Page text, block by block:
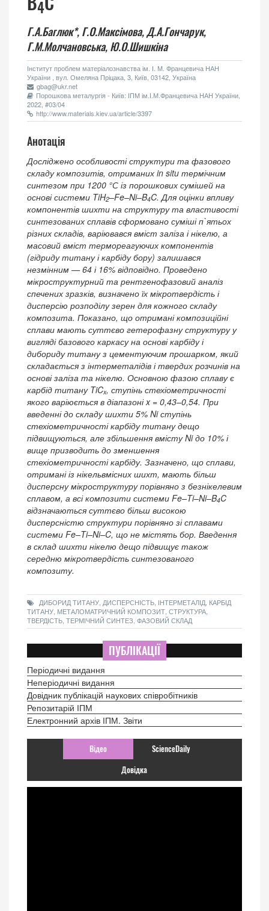
4
Г.А.Баглюк*, Г.О.Максімова,Д.А.Гончарук,
Г.М.Молчановська, Ю.О.Шишкіна
Інститут проблем матеріалознавства ім. І. М. Францевича НАН
України , вул. Омеляна Пріцака, 3, Київ, 03142, Україна
gbag@ukr.net
Порошкова металургія - Київ: ІПМ ім.І.М.Францевича НАН України,
2022, #03/04
http://www.materials.kiev.ua/article/3397
Анотація
Досліджено особливості структури та фазового
складу композитів, отриманих in situ термічним
синтезом при 1200 °С із порошкових сумішей на
основі системи TiH2–Fe–Ni–B4C. Для оцінки впливу
компонентів шихти на структуру та властивості
синтезованих сплавів сформовано суміші п`ятьох
різних складів, варіювався вміст заліза і нікелю, а
масовий вміст термореагуючих компонентів
(гідриду титану і карбіду бору) залишався
незмінним — 64 і 16% відповідно. Проведено
мікроструктурний та рентгенофазовий аналіз
спечених зразків, визначено їх мікротвердість і
дисперсію розподілу зерен для кожного складу
композита. Показано, що отримані композиційні
сплави мають суттєво гетерофазну структуру у
вигляді базового каркасу на основі карбіду і
дибориду титану з цементуючим прошарком, який
складається з інтерметалідів і твердих розчинів на
основі заліза та нікелю. Основною фазою сплаву є
карбід титану TiCx, ступінь стехіометричності
якого варіюється в діапазоні x = 0,43–0,54. При
введенні до складу шихти 5% Ni ступінь
стехіометричності карбіду титану дещо
підвищуються, але збільшення вмісту Ni до 10% і
вище призводить до зменшення
стехіометричності карбіду. Зазначено, що сплави,
отримані із нікельвмісних шихт, мають більш
дисперсну мікроструктуру порівняно з безнікелевим
сплавом, а всі композити системи Fe–Ti–Ni–B4C
відзначаються суттєво більш високою
дисперсністю структури порівняно зі сплавами
системи Fe–Ti–Ni–C, що не містять бор. Введення
в склад шихти нікелю дещо підвищує також
середню мікротвердість синтезованого
композиту.
ДИБОРИД ТИТАНУ, ДИСПЕРСНІСТЬ, ІНТЕРМЕТАЛІД, КАРБІД
ТИТАНУ, МЕТАЛОМАТРИЧНИЙ КОМПОЗИТ, СТРУКТУРА,
ТВЕРДІСТЬ, ТЕРМІЧНИЙ СИНТЕЗ, ФАЗОВИЙ СКЛАД
ПУБЛІКАЦІЇ
Періодичні видання
Неперіодичні видання
Довідник публікацій наукових співробітників
Репозитарій ІПМ
Електронний архів ІПМ. Звіти
Відео ScienceDaily
Довідка